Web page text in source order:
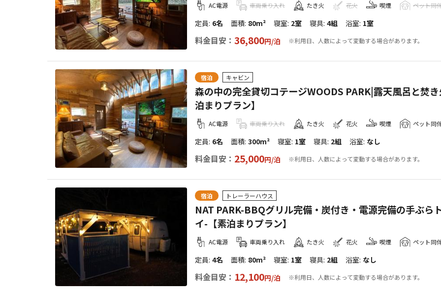
AC電源 車両乗り入れ たき火 花火 喫煙 ペット同
定員: 6名 面積: 80m² 寝室: 2室 寝具: 4組 浴室: 1室
料金目安： 36,800円/泊 ※利用日、人数によって変動する場合があります。
宿泊 キャビン
森の中の完全貸切コテージWOODS PARK|露天風呂と焚
泊まりプラン】
AC電源 車両乗り入れ たき火 花火 喫煙 ペット同
定員: 6名 面積: 300m² 寝室: 1室 寝具: 2組 浴室: なし
料金目安： 25,000円/泊 ※利用日、人数によって変動する場合があります。
宿泊 トレーラーハウス
NAT PARK-BBQグリル完備・炭付き・電源完備の手ぶら
イ-【素泊まりプラン】
AC電源 車両乗り入れ たき火 花火 喫煙 ペット同
定員: 4名 面積: 80m² 寝室: 1室 寝具: 2組 浴室: なし
料金目安： 12,100円/泊 ※利用日、人数によって変動する場合があります。